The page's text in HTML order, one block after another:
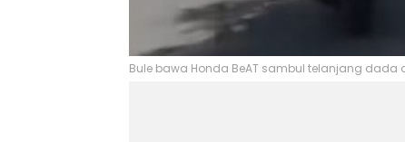
Bule bawa Honda BeAT sambul telanjang dada